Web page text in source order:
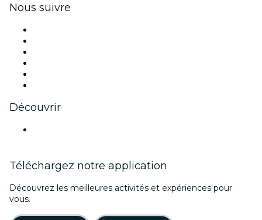
Nous suivre
Découvrir
Téléchargez notre application
Découvrez les meilleures activités et expériences pour
vous.